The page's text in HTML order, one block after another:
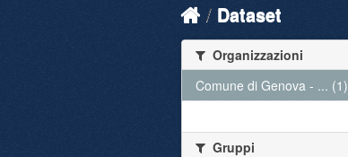
Dataset
Organizzazioni
Comune di Genova - ... (1)
Gruppi